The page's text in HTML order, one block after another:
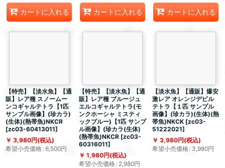
カートに入れる カートに入れる カートに入れる
【特売】【淡水魚】【通
販】レア種 スノームー
ンコギャルテトラ【1匹
サンプル画像】(珍カラ)
(生体)(熱帯魚)NKCR
[zc03-60413011]
3,980円(税込)
希望小売価格: 6,500円
【特売】【淡水魚】【通
販】レア種 ブルージュ
エルコギャルテトラ(モ
ンクホーシャ ミスティ
ックブルー)【1匹 サンプ
ル画像】(珍カラ(生体)
(熱帯魚)NKCR [zc03-
60316011]
1,980円(税込)
希望小売価格: 2,980円
【淡水魚】【通販】爆安
激レア オレンジデビル
テトラ【１匹 サンプル
画像】(珍カラ)(生体)(熱
帯魚)NKCK [zc03-
51222021]
3,980円(税込)
希望小売価格: 3,980円